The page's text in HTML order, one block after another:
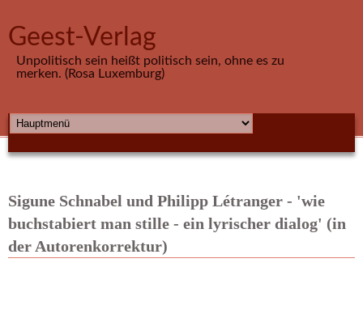
Geest-Verlag
Unpolitisch sein heißt politisch sein, ohne es zu
merken. (Rosa Luxemburg)
HAUPTMENÜ
Sigune Schnabel und Philipp Létranger - 'wie
buchstabiert man stille - ein lyrischer dialog' (in
der Autorenkorrektur)